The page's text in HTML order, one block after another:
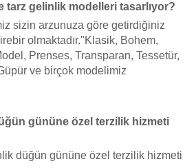
tarz gelinlik modelleri tasarlıyor?
sizin arzunuza göre getirdiğiniz
olmaktadır."Klasik, Bohem,
Prenses, Transparan, Tessetür,
ve birçok modelimiz
gününe özel terzilik hizmeti
düğün gününe özel terzilik hizmeti